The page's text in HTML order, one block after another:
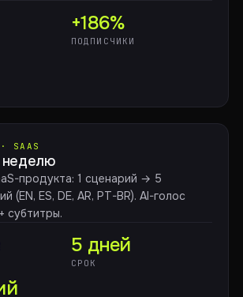
+186%
ПОДПИСЧИКИ
SAAS
неделю
продукта: 1 сценарий → 5
(EN, ES, DE, AR, PT-BR). AI-голос
субтитры.
5 дней
СРОК